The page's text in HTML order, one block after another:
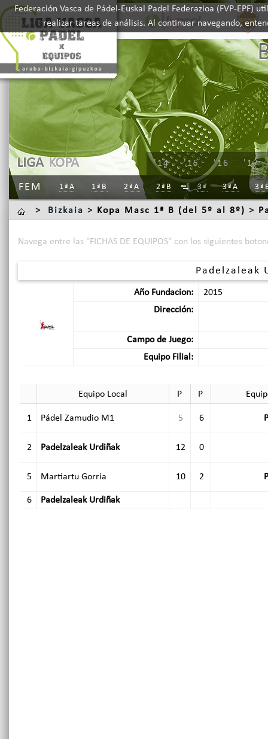
Federación Vasca de Pádel-Euskal Padel Federazioa (FVP-
realizar tareas de análisis. Al continuar navegando,
LIGA KOPA '17
'16
'15
'14
FEM 1ªA 1ªB 2ªA 2ªB  3ª 3ªA
> Bizkaia > Kopa Masc 1ª B (del 5º al 8º) >
Navega entre las "FICHAS DE EQUIPOS" con los siguientes
Padelzaleak
Año Fundacion:
2015
Dirección:
Campo de Juego:
Equipo Filial:
Equipo Local P P
1 Pádel Zamudio M1 5 6
2 Padelzaleak Urdiñak 12 0
5 Martiartu Gorria 10 2
6 Padelzaleak Urdiñak